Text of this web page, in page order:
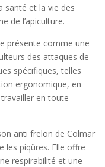
santé et la vie des
de l’apiculture.
présente comme une
des attaques de
spécifiques, telles
ergonomique, en
en toute
anti frelon de Colmar
les piqûres. Elle offre
respirabilité et une